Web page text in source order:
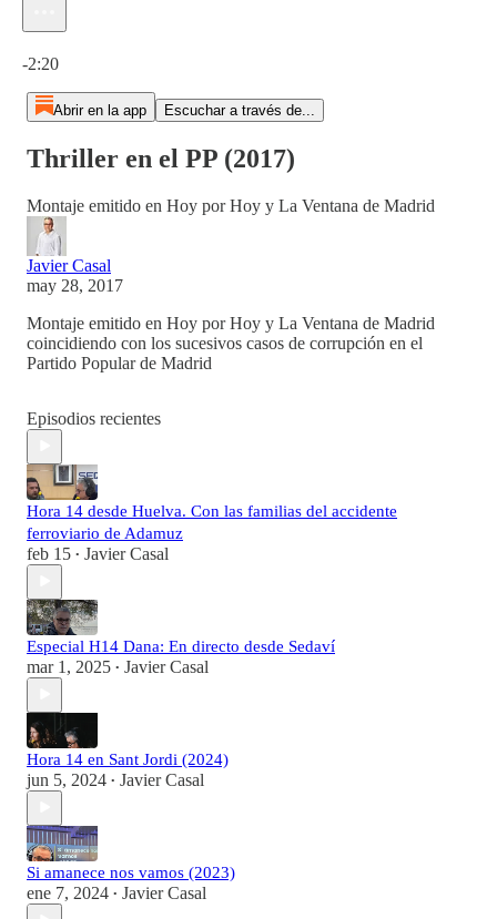
-2:20
Abrir en la app Escuchar a través de...
Thriller en el PP (2017)
Montaje emitido en Hoy por Hoy y La Ventana de Madrid
Javier Casal
may 28, 2017
Montaje emitido en Hoy por Hoy y La Ventana de Madrid
coincidiendo con los sucesivos casos de corrupción en el
Partido Popular de Madrid
Episodios recientes
Hora 14 desde Huelva. Con las familias del accidente
ferroviario de Adamuz
feb 15 • Javier Casal
Especial H14 Dana: En directo desde Sedaví
mar 1, 2025 • Javier Casal
Hora 14 en Sant Jordi (2024)
jun 5, 2024 • Javier Casal
Si amanece nos vamos (2023)
ene 7, 2024 • Javier Casal